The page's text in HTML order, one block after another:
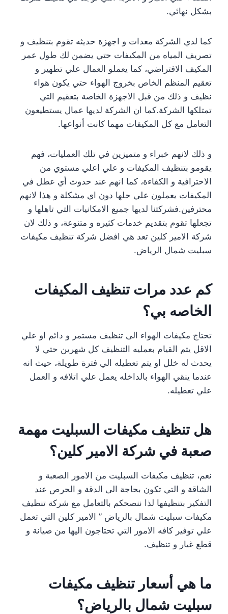
بشكل نهائي.
كما لدي الشركة معدات و اجهزة حديثه تقوم بتنظيف و
تصريف المياه من المكيفات حتي يضمن لك طول عمر
المكيف الافتراضي، كما يعملو العمال علي تطهير و
تعقيم المنظم الخاص بخروج الهواء حتي يكون هواء
نظيف و ذلك من قبل الاجهزة الخاصة بتعقيم التي
تمتلكها الشركة.كما ان الشركة لديها عمال يستطيعون
التعامل مع كل المكيفات مهما كانت أنواعها.
و ذلك لانهم خبراء و متميزين في تلك العمليات، فهم
يقومو بتنظيف المكيفات و علي اعلي مستوي من
الاحترافية و الكفاءة، كما انهم عند حدوث أي عطل في
المكيفات يعملون علي حلها دون اي مشكلة و هذا لانهم
محترفين.فشركتنا لديها جميع الامكانيات التي تاهلها و
تجعلها تقوم بتقديم خدمات كثيره و متنوعة، و ذلك لان
شركة الامير كلين تعد هي افضل شركة تنظيف مكيفات
سبليت شمال الرياض.
كم عدد مرات تنظيف المكيفات
الخاصه بي؟
تحتاج مكيفات الهواء الى تنظيف مستمر و دائم او علي
الاقل يتم القيام بعمليه التنظيف كل شهرين حتي لا
يحدث له خلل او يتم تعطيله الي فترة طويلة، حيث انه
عندما ينقي الهواء بالداخله يعمل علي اتلافه و العمل
علي تعطيله.
هل تنظيف مكيفات السبليت مهمة
صعبة في شركة الامير كلين؟
نعم، تنظيف مكيفات السبليت من الامور الصعبة و
الشاقة و التي تكون بحاجة الى الدقة و الحرص عند
التفكير بتنظيفها لذا ننصحكم بالتعامل مع شركة تنظيف
مكيفات سبليت شمال بالرياض ” الامير كلين التي تعمل
علي توفير كافه الامور التي تحتاجون اليها من صيانة و
قطع غيار و تنظيف.
ما هي أسعار تنظيف مكيفات
سبليت شمال بالرياض؟